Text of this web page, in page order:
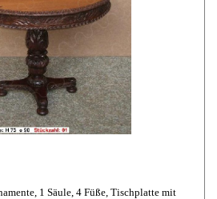
1 Säule, 4 Füße, Tischplatte mit